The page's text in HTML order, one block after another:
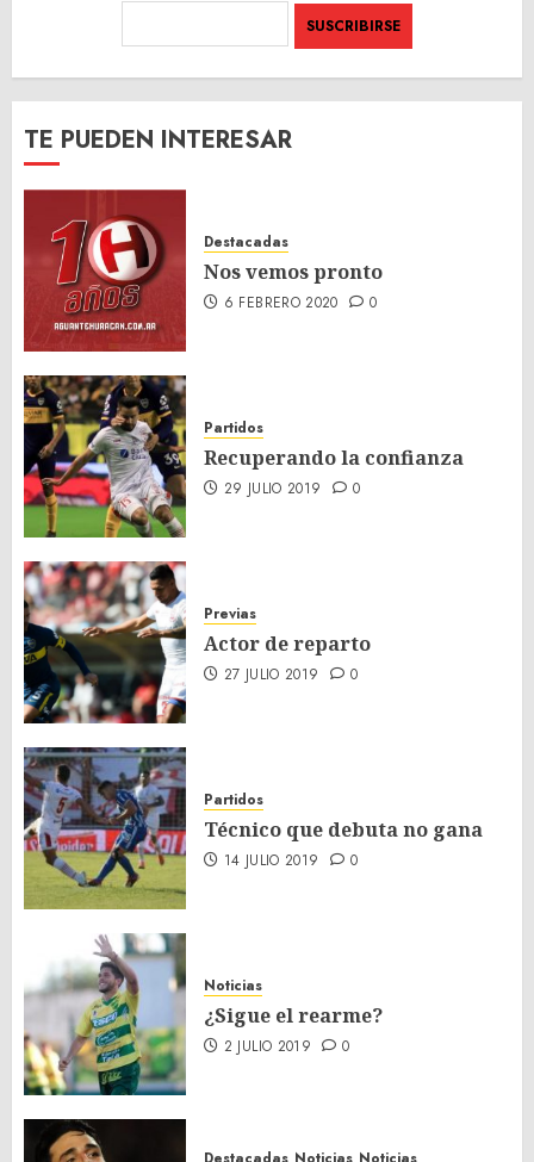
TE PUEDEN INTERESAR
Destacadas
Nos vemos pronto
6 FEBRERO 2020 0
Partidos
Recuperando la confianza
29 JULIO 2019 0
Previas
Actor de reparto
27 JULIO 2019 0
Partidos
Técnico que debuta no gana
14 JULIO 2019 0
Noticias
¿Sigue el rearme?
2 JULIO 2019 0